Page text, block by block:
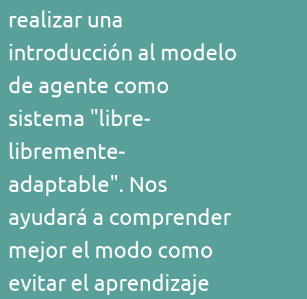
realizar una
introducción al modelo
de agente como
sistema "libre-
libremente-
adaptable". Nos
ayudará a comprender
mejor el modo como
evitar el aprendizaje